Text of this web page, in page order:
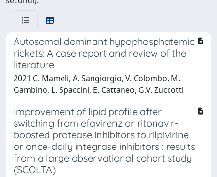
Autosomal dominant hypophosphatemic
rickets: A case report and review of the
literature
2021 C. Mameli, A. Sangiorgio, V. Colombo, M.
Gambino, L. Spaccini, E. Cattaneo, G.V. Zuccotti
Improvement of lipid profile after
switching from efavirenz or ritonavir-
boosted protease inhibitors to rilpivirine
or once-daily integrase inhibitors : results
from a large observational cohort study
(SCOLTA)